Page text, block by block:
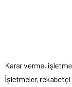
Karar verme,
İşletmeler,